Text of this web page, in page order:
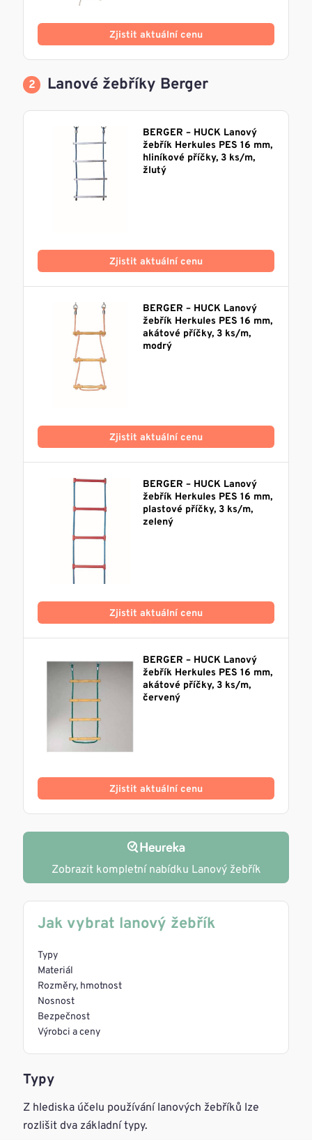
Zjistit aktuální cenu
Lanové žebříky Berger
BERGER – HUCK Lanový
žebřík Herkules PES 16 mm,
hliníkové příčky, 3 ks/m,
žlutý
Zjistit aktuální cenu
BERGER – HUCK Lanový
žebřík Herkules PES 16 mm,
akátové příčky, 3 ks/m,
modrý
Zjistit aktuální cenu
BERGER – HUCK Lanový
žebřík Herkules PES 16 mm,
plastové příčky, 3 ks/m,
zelený
Zjistit aktuální cenu
BERGER – HUCK Lanový
žebřík Herkules PES 16 mm,
akátové příčky, 3 ks/m,
červený
Zjistit aktuální cenu
Zobrazit kompletní nabídku Lanový žebřík
Jak vybrat lanový žebřík
Typy
Materiál
Rozměry, hmotnost
Nosnost
Bezpečnost
Výrobci a ceny
Typy
Z hlediska účelu používání lanových žebříků lze
rozlišit dva základní typy.